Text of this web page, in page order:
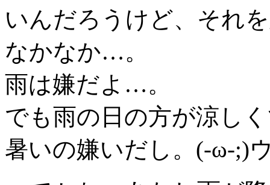
いんだろうけど、それ
なかなか…。
雨は嫌だよ…。
でも雨の日の方が涼し
暑いの嫌いだし。(-ω-;)